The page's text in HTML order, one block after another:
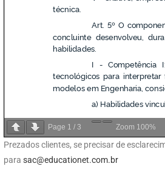
Page 1 / 3 Zoom 100%
Prezados clientes, se precisar de
para sac@educationet.com.br